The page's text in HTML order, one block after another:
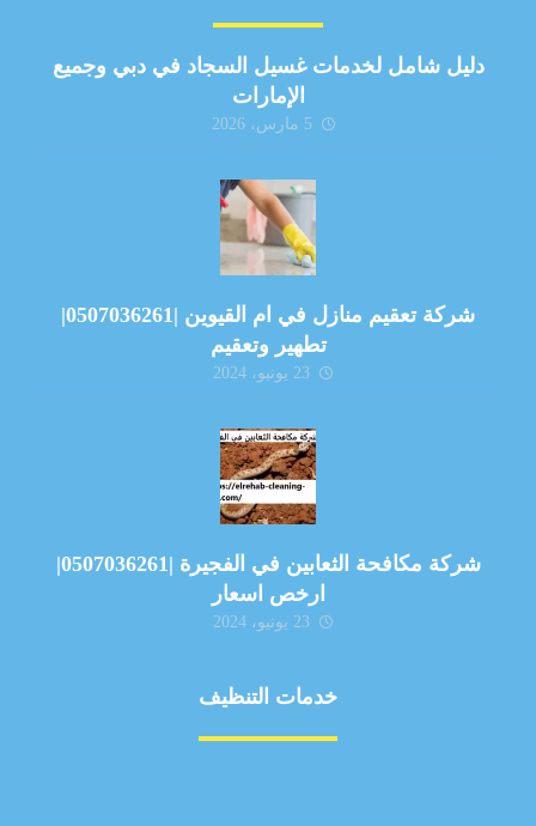
دليل شامل لخدمات غسيل السجاد في دبي وجميع
الإمارات
5 مارس، 2026
شركة تعقيم منازل في ام القيوين |0507036261|
تطهير وتعقيم
23 يونيو، 2024
شركة مكافحة الثعابين في الفجيرة |0507036261|
ارخص اسعار
23 يونيو، 2024
خدمات التنظيف